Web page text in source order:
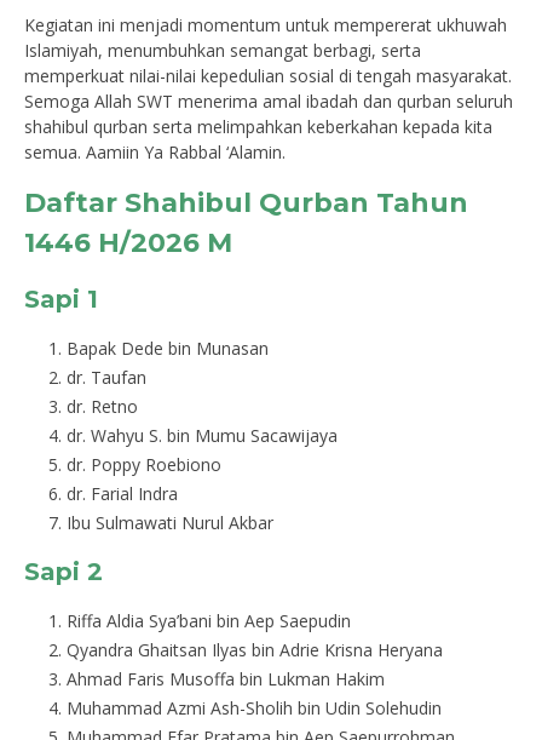
Kegiatan ini menjadi momentum untuk mempererat ukhuwah
Islamiyah, menumbuhkan semangat berbagi, serta
memperkuat nilai-nilai kepedulian sosial di tengah masyarakat.
Semoga Allah SWT menerima amal ibadah dan qurban seluruh
shahibul qurban serta melimpahkan keberkahan kepada kita
semua. Aamiin Ya Rabbal ‘Alamin.
Daftar Shahibul Qurban Tahun
1446 H/2026 M
Sapi 1
Bapak Dede bin Munasan
dr. Taufan
dr. Retno
dr. Wahyu S. bin Mumu Sacawijaya
dr. Poppy Roebiono
dr. Farial Indra
Ibu Sulmawati Nurul Akbar
Sapi 2
Riffa Aldia Sya’bani bin Aep Saepudin
Qyandra Ghaitsan Ilyas bin Adrie Krisna Heryana
Ahmad Faris Musoffa bin Lukman Hakim
Muhammad Azmi Ash-Sholih bin Udin Solehudin